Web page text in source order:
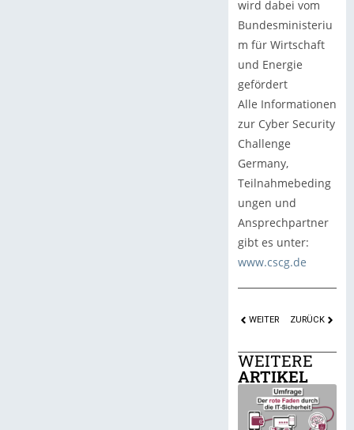
wird dabei vom
Bundesministeriu
m für Wirtschaft
und Energie
gefördert
Alle Informationen
zur Cyber Security
Challenge
Germany,
Teilnahmebeding
ungen und
Ansprechpartner
gibt es unter:
www.cscg.de
WEITER ZURÜCK
WEITERE
ARTIKEL